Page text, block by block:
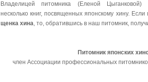
Владелицей питомника (Еленой Цыганковой)
несколько книг, посвященных японскому хину.
щенка хина, то, обратившись в наш питомник,
Питомник японских
член Ассоциации профессиональных